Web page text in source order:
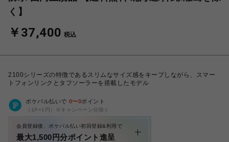
く】
￥37,400 税込
2100シリーズの特徴であるスリムなサイズ感をキープしながら、スマー
トフォンリンクとタフソーラーを搭載したモデル
ポケパル払いで 0〜0ポイント
（1P=1円）※キャンペーン分除く
会員登録後、ポケパル払い初回登録&利用で
最大1,500円分ポイント進呈